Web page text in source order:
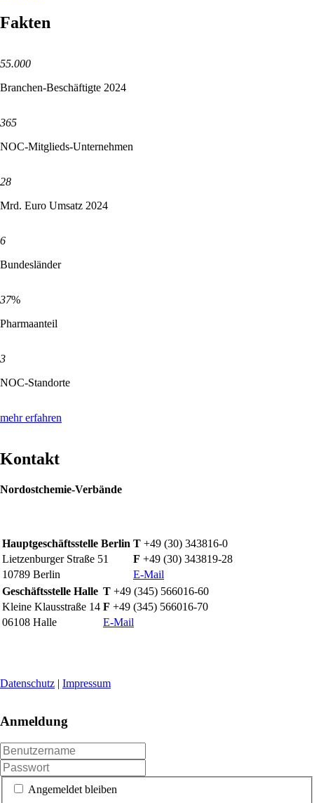
Fakten
55.000
Branchen-Beschäftigte 2024
365
NOC-Mitglieds-Unternehmen
28
Mrd. Euro Umsatz 2024
6
Bundesländer
37%
Pharmaanteil
3
NOC-Standorte
mehr erfahren
Kontakt
Nordostchemie-Verbände
Hauptgeschäftsstelle Berlin T +49 (30) 343816-0
Lietzenburger Straße 51
F +49 (30) 343819-28
10789 Berlin
E-Mail
Geschäftsstelle Halle T +49 (345) 566016-60
Kleine Klausstraße 14 F +49 (345) 566016-70
06108 Halle
E-Mail
Datenschutz | Impressum
Anmeldung
Angemeldet bleiben